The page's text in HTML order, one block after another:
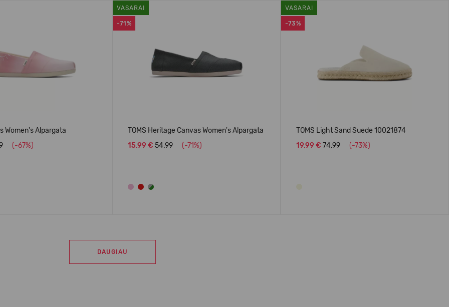
Women's Alpargata
(-67%)
-71%
VASARAI
TOMS Heritage Canvas Women's Alpargata
15,99 € 54.99 (-71%)
-73%
VASARAI
TOMS Light Sand Suede 10021874
19,99 € 74.99 (-73%)
DAUGIAU